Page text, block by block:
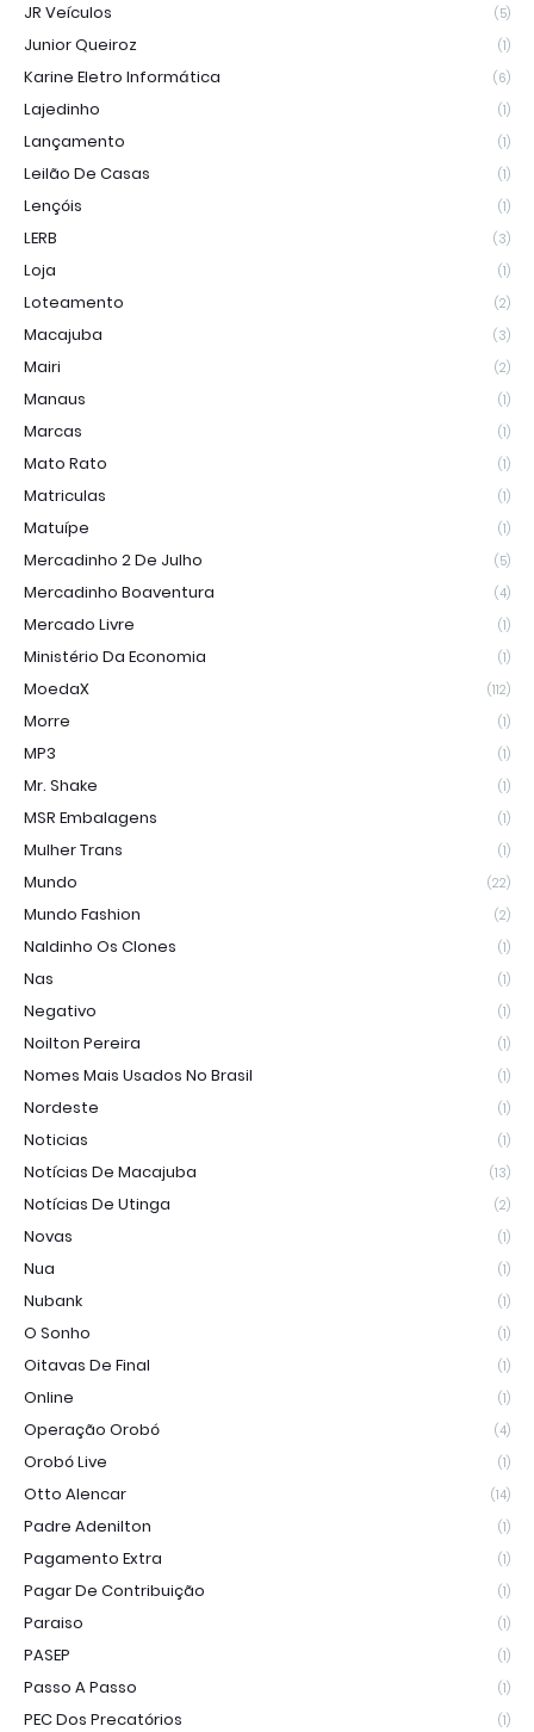
JR Veículos (5)
Junior Queiroz (1)
Karine Eletro Informática (6)
Lajedinho (1)
Lançamento (1)
Leilão De Casas (1)
Lençóis (1)
LERB (3)
Loja (1)
Loteamento (2)
Macajuba (3)
Mairi (2)
Manaus (1)
Marcas (1)
Mato Rato (1)
Matriculas (1)
Matuípe (1)
Mercadinho 2 De Julho (5)
Mercadinho Boaventura (4)
Mercado Livre (1)
Ministério Da Economia (1)
MoedaX (112)
Morre (1)
MP3 (1)
Mr. Shake (1)
MSR Embalagens (1)
Mulher Trans (1)
Mundo (22)
Mundo Fashion (2)
Naldinho Os Clones (1)
Nas (1)
Negativo (1)
Noilton Pereira (1)
Nomes Mais Usados No Brasil (1)
Nordeste (1)
Noticias (1)
Notícias De Macajuba (13)
Notícias De Utinga (2)
Novas (1)
Nua (1)
Nubank (1)
O Sonho (1)
Oitavas De Final (1)
Online (1)
Operação Orobó (4)
Orobó Live (1)
Otto Alencar (14)
Padre Adenilton (1)
Pagamento Extra (1)
Pagar De Contribuição (1)
Paraiso (1)
PASEP (1)
Passo A Passo (1)
PEC Dos Precatórios (1)